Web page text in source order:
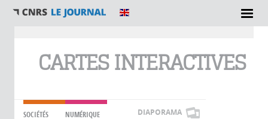
CARTES INTERACTIVES
SOCIÉTÉS NUMÉRIQUE DIAPORAMA